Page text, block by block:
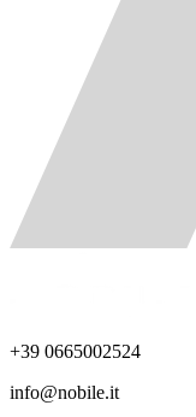
+39 0665002524
info@nobile.it